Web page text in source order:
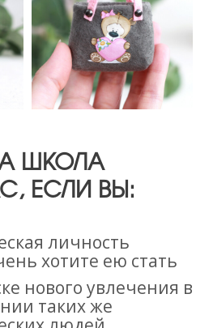
ШКОЛА
ЕСЛИ ВЫ:
личность
хотите ею стать
нового увлечения в
таких же